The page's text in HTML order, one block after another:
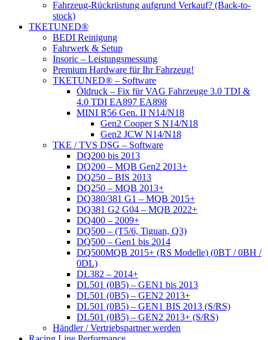
Fahrzeug-Rückrüstung aufgrund Verkauf? (Back-to-
stock)
TKETUNED®
BEDI Reinigung
Fahrwerk & Setup
Insoric – Leistungsmessung
Premium Hardware für Ihr Fahrzeug!
TKETUNED® – Software
Öldruck – Fix für VAG Fahrzeuge 3.0 TDI &
4.0 TDI EA897 EA898
MINI R56 Gen. II N14/N18
Gen2 Cooper S N14/N18
Gen2 JCW N14/N18
TKE / TVS DSG – Software
DQ200 bis 2013
DQ200 – MQB Gen2 2013+
DQ250 – BIS 2013
DQ250 – MQB 2013+
DQ380/381 G1 – MQB 2015+
DQ381 G2 G04 – MQB 2022+
DQ400 – 2009+
DQ500 – (T5/6, Tiguan, Q3)
DQ500 – Gen1 bis 2014
DQ500MQB 2015+ (RS Modelle) (0BT / 0BH /
0DL)
DL382 – 2014+
DL501 (0B5) – GEN1 bis 2013
DL501 (0B5) – GEN2 2013+
DL501 (0B5) – GEN1 BIS 2013 (S/RS)
DL501 (0B5) – GEN2 2013+ (S/RS)
Händler / Vertriebspartner werden